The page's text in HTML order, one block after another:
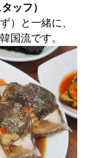
ッフ）
）と一緒に、
国流です。